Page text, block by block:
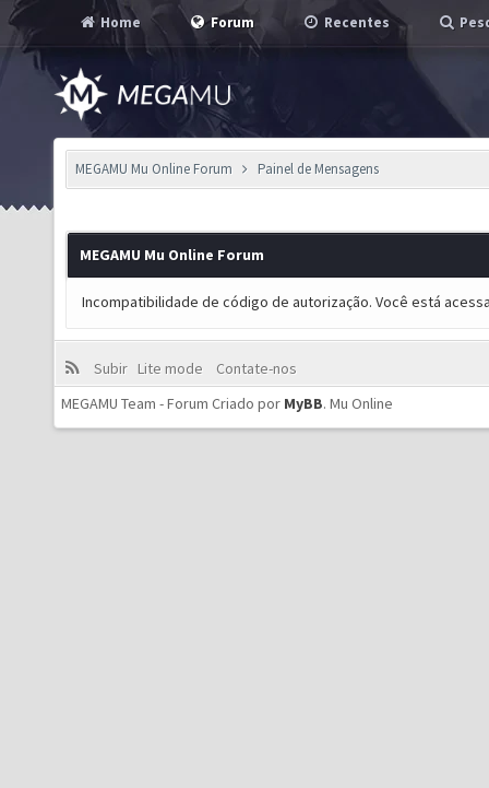
Home Forum Recentes
MEGAMU Mu Online Forum Painel de Mensagens
MEGAMU Mu Online Forum
Incompatibilidade de código de autorização. Você está
Subir Lite mode
Contate-nos
MEGAMU Team - Forum Criado por MyBB. Mu Online